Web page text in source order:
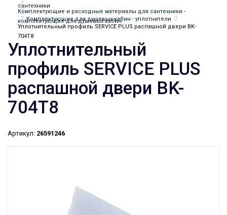
сантехники
Комплектующие и расходные материалы для сантехники -
комплектующие для душевых кабин
Комплектующие для душевых кабин - уплотнители
Уплотнительный профиль SERVICE PLUS распашной двери BK-
704T8
Уплотнительный
профиль SERVICE PLUS
распашной двери BK-
704T8
Артикул: 26591246